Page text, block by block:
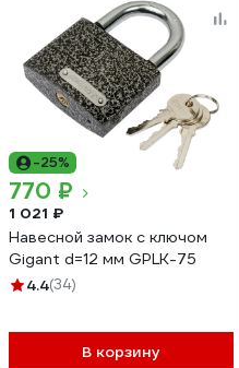
-25%
770 ₽
1 021 ₽
Навесной замок с ключом
Gigant d=12 мм GPLK-75
4.4(34)
В корзину